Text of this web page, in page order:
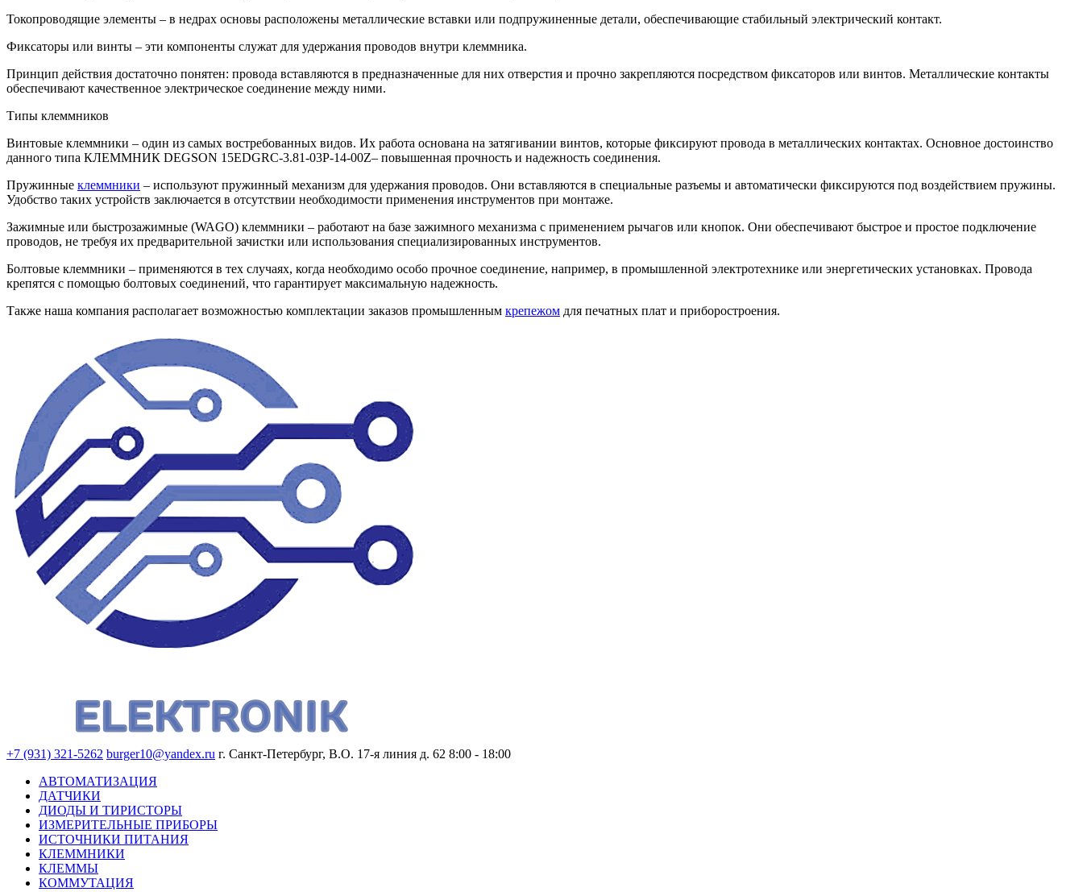
Токопроводящие элементы – в недрах основы расположены металлические вставки или подпружиненные детали, обеспечивающие стабильный электрический контакт.
Фиксаторы или винты – эти компоненты служат для удержания проводов внутри клеммника.
Принцип действия достаточно понятен: провода вставляются в предназначенные для них отверстия и прочно закрепляются посредством фиксаторов или винтов. Металлические контакты
обеспечивают качественное электрическое соединение между ними.
Типы клеммников
Винтовые клеммники – один из самых востребованных видов. Их работа основана на затягивании винтов, которые фиксируют провода в металлических контактах. Основное достоинство
данного типа КЛЕММНИК DEGSON 15EDGRC-3.81-03P-14-00Z– повышенная прочность и надежность соединения.
Пружинные клеммники – используют пружинный механизм для удержания проводов. Они вставляются в специальные разъемы и автоматически фиксируются под воздействием пружины.
Удобство таких устройств заключается в отсутствии необходимости применения инструментов при монтаже.
Зажимные или быстрозажимные (WAGO) клеммники – работают на базе зажимного механизма с применением рычагов или кнопок. Они обеспечивают быстрое и простое подключение
проводов, не требуя их предварительной зачистки или использования специализированных инструментов.
Болтовые клеммники – применяются в тех случаях, когда необходимо особо прочное соединение, например, в промышленной электротехнике или энергетических установках. Провода
крепятся с помощью болтовых соединений, что гарантирует максимальную надежность.
Также наша компания располагает возможностью комплектации заказов промышленным крепежом для печатных плат и приборостроения.
+7 (931) 321-5262 burger10@yandex.ru г. Санкт-Петербург, В.О. 17-я линия д. 62 8:00 - 18:00
АВТОМАТИЗАЦИЯ
ДАТЧИКИ
ДИОДЫ И ТИРИСТОРЫ
ИЗМЕРИТЕЛЬНЫЕ ПРИБОРЫ
ИСТОЧНИКИ ПИТАНИЯ
КЛЕММНИКИ
КЛЕММЫ
КОММУТАЦИЯ